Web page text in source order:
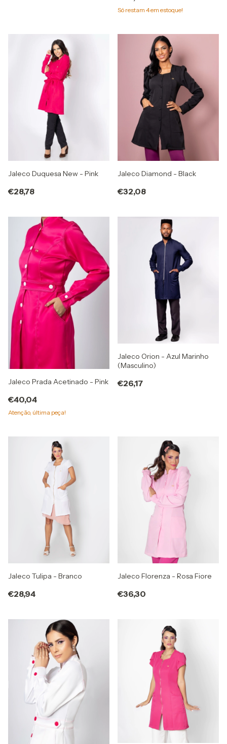
Só restam 4em estoque!
Jaleco Duquesa New - Pink
€28,78
Jaleco Diamond - Black
€32,08
Jaleco Prada Acetinado - Pink
€40,04
Atenção, última peça!
Jaleco Orion - Azul Marinho
(Masculino)
€26,17
Jaleco Tulipa - Branco
€28,94
Jaleco Florenza - Rosa Fiore
€36,30